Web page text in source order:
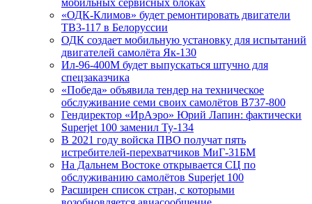
«ОДК-Климов» будет ремонтировать двигатели
ТВ3-117 в Белоруссии
ОДК создает мобильную установку для испытаний
двигателей самолёта Як-130
Ил-96-400М будет выпускаться штучно для
спецзаказчика
«Победа» объявила тендер на техническое
обслуживание семи своих самолётов B737-800
Гендиректор «ИрАэро» Юрий Лапин: фактически
Superjet 100 заменил Ту-134
В 2021 году войска ПВО получат пять
истребителей-перехватчиков МиГ-31БМ
На Дальнем Востоке открывается СЦ по
обслуживанию самолётов Superjet 100
Расширен список стран, с которыми